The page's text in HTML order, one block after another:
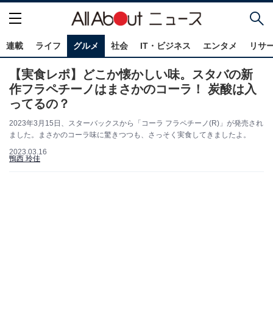
連載 ライフ グルメ 社会 IT・ビジネス エンタメ リサ
【実食レポ】どこか懐かしい味。スタバの新
作フラペチーノはまさかのコーラ！ 炭酸は入
ってるの？
2023年3月15日、スターバックスから「コーラ フラペチーノ(R)」が発売され
ました。まさかのコーラ味に驚きつつも、さっそく実食してきましたよ。
2023.03.16
鴨西 玲佳